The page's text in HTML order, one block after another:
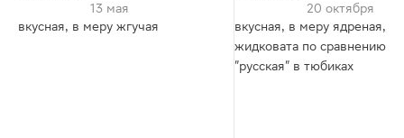
13 мая
вкусная, в меру жгучая
20 октября
вкусная, в меру ядреная, но
жидковата по сравнению с
"русская" в тюбиках